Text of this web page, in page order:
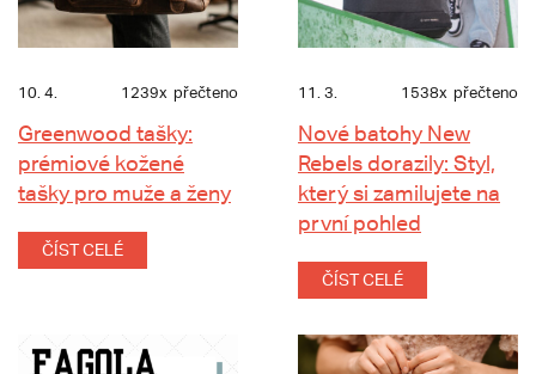
10. 4. 1239x přečteno
Greenwood tašky:
prémiové kožené
tašky pro muže a ženy
ČÍST CELÉ
11. 3. 1538x přečteno
Nové batohy New
Rebels dorazily: Styl,
který si zamilujete na
první pohled
ČÍST CELÉ